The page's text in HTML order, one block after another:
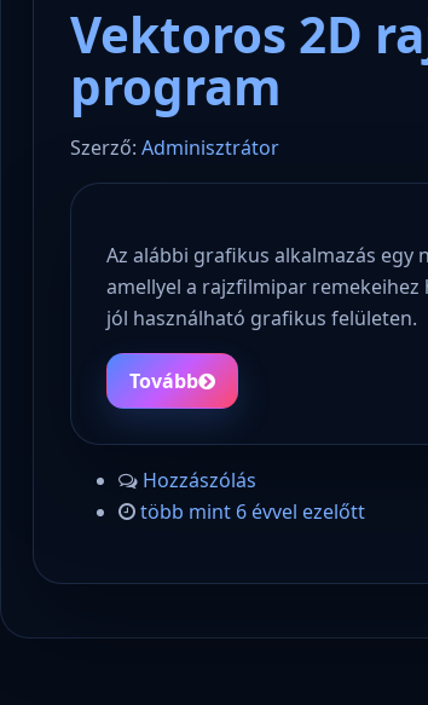
Vektoros 2D
program
Szerző: Adminisztrátor
Az alábbi grafikus alkalmazás
amellyel a rajzfilmipar
jól használható grafikus felületen.
Tovább
Hozzászólás
több mint 6 évvel ezelőtt